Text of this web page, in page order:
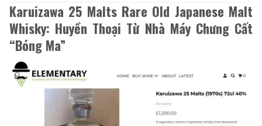
Karuizawa 25 Malts Rare Old Japanese Malt
Whisky: Huyền Thoại Từ Nhà Máy Chưng Cất
“Bóng Ma”